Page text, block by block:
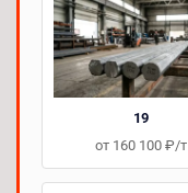
19
от 160 100 ₽/т